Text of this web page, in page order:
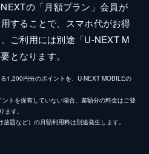
の「月額プラン」会員が
することで、スマホ代がお得
ご利用には別途「U-NEXT M
となります。
1,200円分のポイントを、U-NEXT MOBILEの
トを保有していない場合、差額分の料金はご登
す。
題など）の月額利用料は別途発生します。